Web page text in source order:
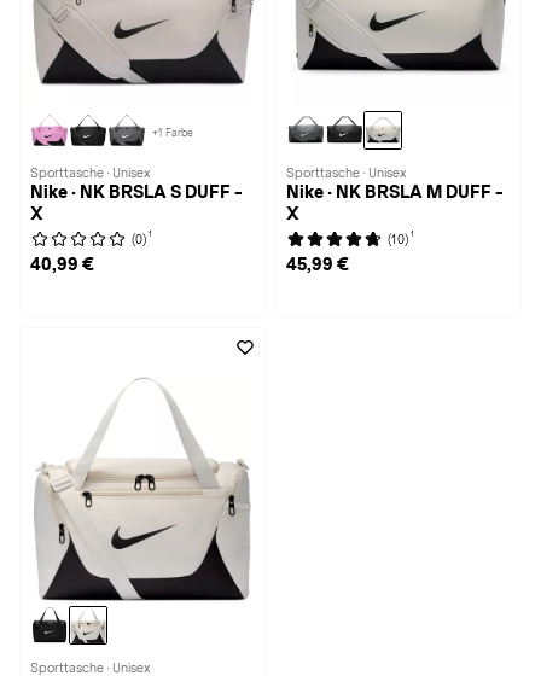
+1 Farbe
Sporttasche · Unisex
Nike · NK BRSLA S DUFF -
X
(0) 1
40,99 €
Sporttasche · Unisex
Nike · NK BRSLA M DUFF -
X
(10) 1
45,99 €
Sporttasche · Unisex